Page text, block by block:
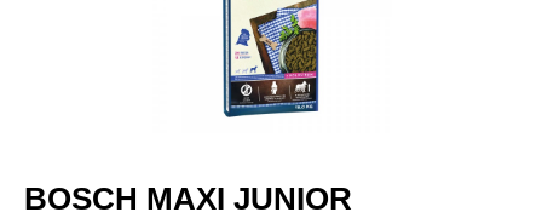
BOSCH MAXI JUNIOR